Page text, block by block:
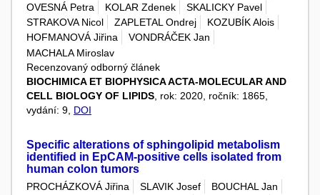
OVESNÁ Petra
KOLAR Zdenek
SKALICKY Pavel
STRAKOVA Nicol
ZAPLETAL Ondrej
KOZUBÍK Alois
HOFMANOVÁ Jiřina
VONDRÁČEK Jan
MACHALA Miroslav
Recenzovaný odborný článek
BIOCHIMICA ET BIOPHYSICA ACTA-MOLECULAR AND
CELL BIOLOGY OF LIPIDS , rok: 2020, ročník: 1865,
vydání: 9, DOI
Specific alterations of sphingolipid metabolism
identified in EpCAM-positive cells isolated from
human colon tumors
PROCHÁZKOVÁ Jiřina SLAVIK Josef
BOUCHAL Jan